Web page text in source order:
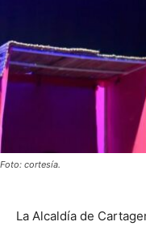
Foto: cortesía.
La Alcaldía de